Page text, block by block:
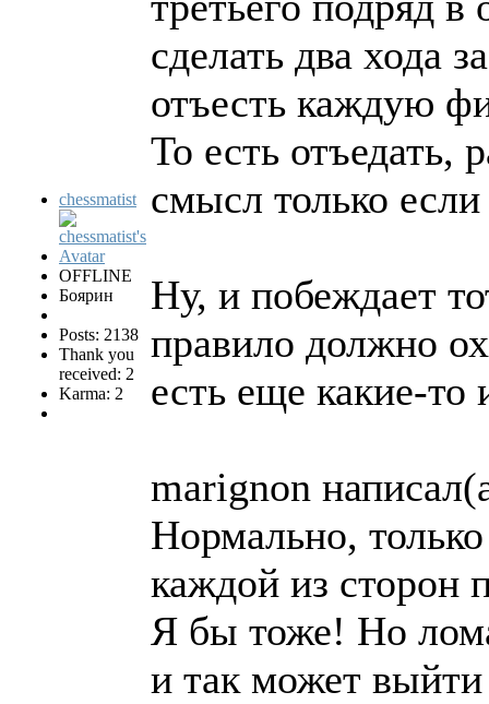
chessmatist
OFFLINE
Боярин
Posts: 2138
Thank you
received: 2
Karma: 2
сделать два хода
отъесть каждую
То есть отъедать,
смысл только
Ну, и побеждает
правило должно
есть еще какие-
marignon
Нормально,
каждой из сторон
Я бы тоже! Но
и так может